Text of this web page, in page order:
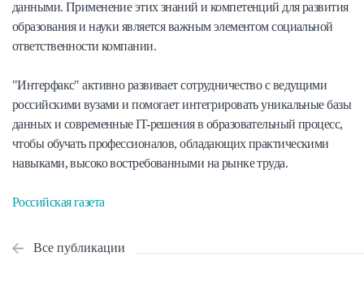
данными. Применение этих знаний и компетенций для развития
образования и науки является важным элементом социальной
ответственности компании.
"Интерфакс" активно развивает сотрудничество с ведущими
российскими вузами и помогает интегрировать уникальные базы
данных и современные IT-решения в образовательный процесс,
чтобы обучать профессионалов, обладающих практическими
навыками, высоко востребованными на рынке труда.
Российская газета
Все публикации